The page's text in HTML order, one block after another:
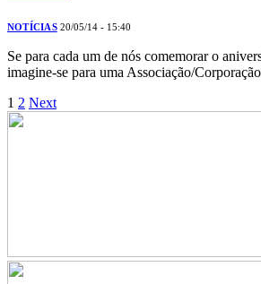
NOTÍCIAS 20/05/14 - 15:40
Se para cada um de nós comemorar o
imagine-se para uma Associação/
1 2 Next